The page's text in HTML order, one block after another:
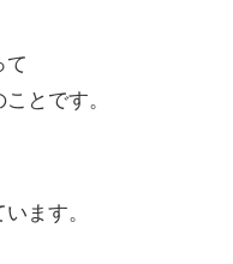
て
とです。
ます。